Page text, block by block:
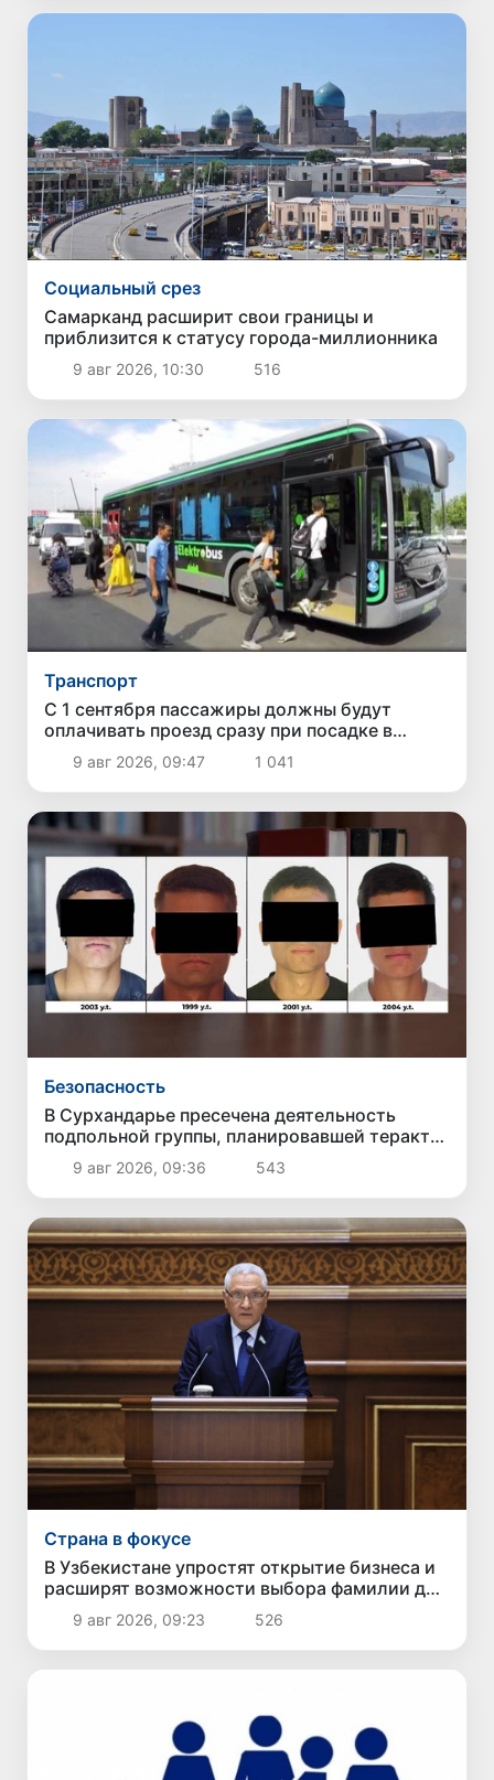
Социальный срез
Самарканд расширит свои границы и
приблизится к статусу города-миллионника
9 авг 2026, 10:30 516
Транспорт
С 1 сентября пассажиры должны будут
оплачивать проезд сразу при посадке в
автобус
9 авг 2026, 09:47 1 041
Безопасность
В Сурхандарье пресечена деятельность
подпольной группы, планировавшей теракты
и выезд в Сирию
9 авг 2026, 09:36 543
Страна в фокусе
В Узбекистане упростят открытие бизнеса и
расширят возможности выбора фамилии для
ребенка
9 авг 2026, 09:23 526